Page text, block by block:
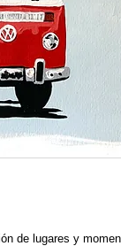
de lugares y